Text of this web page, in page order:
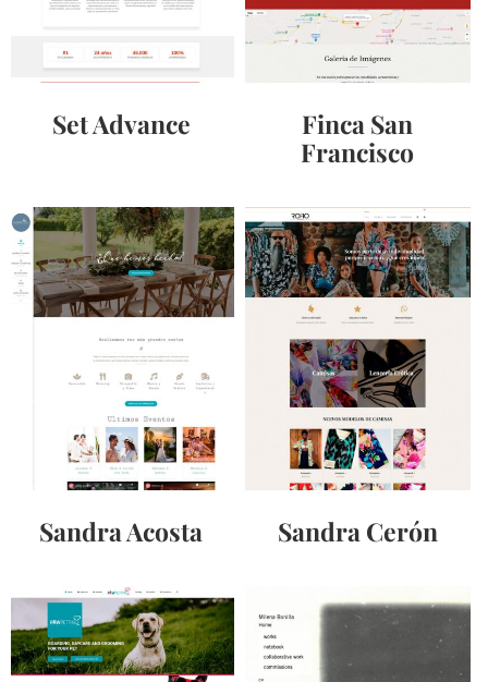
Set Advance
Finca San
Francisco
Sandra
Acosta
Sandra Acosta
Sandra
Cerón
Sandra Cerón